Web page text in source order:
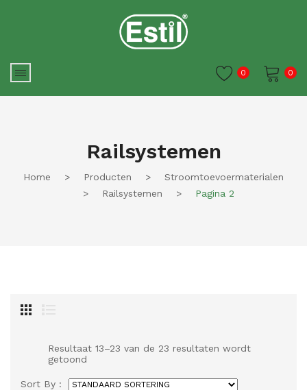
0
0
Railsystemen
Home > Producten >
Stroomtoevoermaterialen
>
Railsystemen > Pagina 2
Resultaat 13–23 van de 23 resultaten wordt
getoond
Sort By :